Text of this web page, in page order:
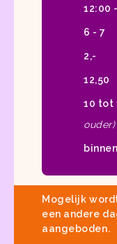
12:00
6 - 7
2,-
12,50
10 tot
ouder)
binnen
Mogelijk
een andere
aangeboden.